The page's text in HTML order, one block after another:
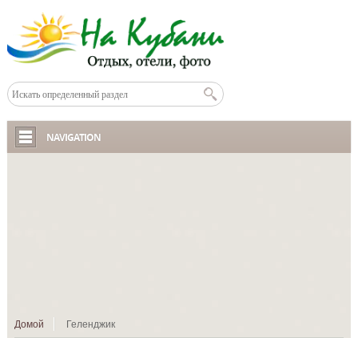
NAVIGATION
Домой Геленджик